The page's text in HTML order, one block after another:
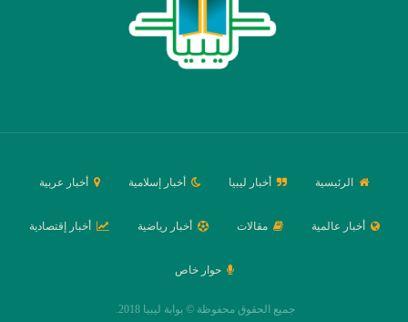
الرئيسية أخبار ليبيا أخبار إسلامية أخبار عربية
أخبار عالمية مقالات أخبار رياضية أخبار إقتصادية
حوار خاص
جميع الحقوق محفوظة © بوابة ليبيا 2018.